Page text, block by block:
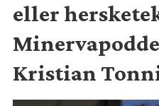
eller
Kristian